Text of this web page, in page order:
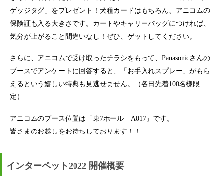
ゲッジタグ」をプレゼント！犬種カードはもちろん、アニコムの
保険証も入る大きさです。カートやキャリーバッグにつければ、
気分が上がること間違いなし！ぜひ、ゲットしてください。
さらに、アニコムで受け取ったチラシをもって、Panasonicさんの
ブースでアンケートに回答すると、「お手入れスプレー」がもら
えるという嬉しい特典も見逃せません。（各日先着100名様限
定）
アニコムのブース位置は「東7ホール A017」です。
皆さまのお越しをお待ちしております！！
インターペット2022 開催概要